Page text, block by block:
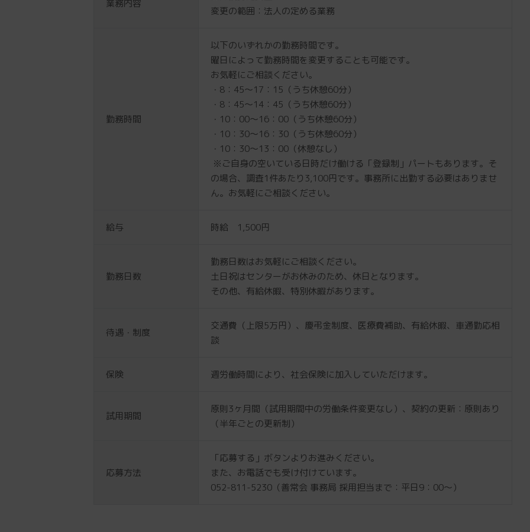
業務内容
変更の範囲：法人の定める業務
勤務時間
以下のいずれかの勤務時間です。
曜日によって勤務時間を変更することも可能です。
お気軽にご相談ください。
・8：45～17：15（うち休憩60分）
・8：45～14：45（うち休憩60分）
・10：00～16：00（うち休憩60分）
・10：30～16：30（うち休憩60分）
・10：30～13：00（休憩なし）
※ご自身の空いている日時だけ働ける「登録制」パートもあります。そ
の場合、調査1件あたり3,100円です。事務所に出勤する必要はありませ
ん。お気軽にご相談ください。
給与 時給 1,500円
勤務日数
勤務日数はお気軽にご相談ください。
土日祝はセンターがお休みのため、休日となります。
その他、有給休暇、特別休暇があります。
待遇・制度
交通費（上限5万円）、慶弔金制度、医療費補助、有給休暇、車通勤応相
談
保険 週労働時間により、社会保険に加入していただけます。
試用期間
原則3ヶ月間（試用期間中の労働条件変更なし）、契約の更新：原則あり
（半年ごとの更新制）
応募方法
「応募する」ボタンよりお進みください。
また、お電話でも受け付けています。
052-811-5230（善常会 事務局 採用担当まで：平日9：00～）